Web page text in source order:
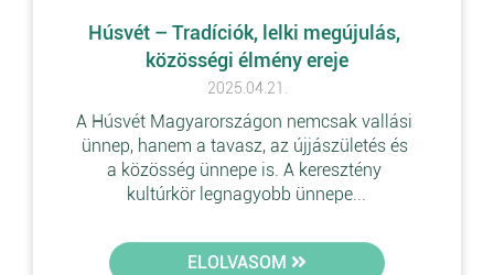
Húsvét – Tradíciók, lelki megújulás,
közösségi élmény ereje
2025.04.21.
A Húsvét Magyarországon nemcsak vallási
ünnep, hanem a tavasz, az újjászületés és
a közösség ünnepe is. A keresztény
kultúrkör legnagyobb ünnepe...
ELOLVASOM